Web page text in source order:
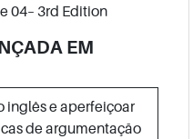
04– 3rd Edition
EM
inglês e aperfeiçoar
de argumentação